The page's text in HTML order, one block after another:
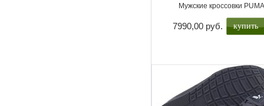
Мужские кроссовки
7990,00 руб. купить